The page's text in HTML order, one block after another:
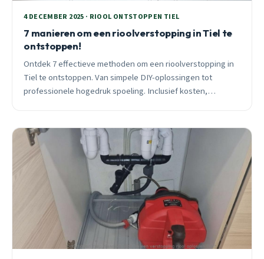
4 DECEMBER 2025 · RIOOL ONTSTOPPEN TIEL
7 manieren om een rioolverstopping in Tiel te
ontstoppen!
Ontdek 7 effectieve methoden om een rioolverstopping in
Tiel te ontstoppen. Van simpele DIY-oplossingen tot
professionele hogedruk spoeling. Inclusief kosten,